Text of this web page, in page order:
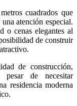
cuadrados que
atención especial.
o cenas elegantes al
de construir
de construcción,
pesar de necesitar
residencia moderna